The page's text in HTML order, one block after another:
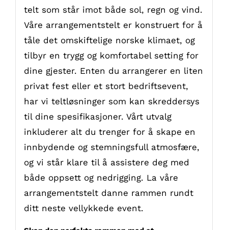
telt som står imot både sol, regn og vind.
Våre arrangementstelt er konstruert for å
tåle det omskiftelige norske klimaet, og
tilbyr en trygg og komfortabel setting for
dine gjester. Enten du arrangerer en liten
privat fest eller et stort bedriftsevent,
har vi teltløsninger som kan skreddersys
til dine spesifikasjoner. Vårt utvalg
inkluderer alt du trenger for å skape en
innbydende og stemningsfull atmosfære,
og vi står klare til å assistere deg med
både oppsett og nedrigging. La våre
arrangementstelt danne rammen rundt
ditt neste vellykkede event.